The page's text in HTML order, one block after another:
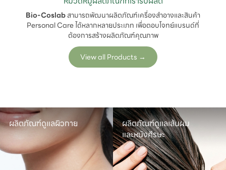
Bio-Coslabสามารถพัฒนาผลิตภัณฑ์เครื่องสำอางและสินค้า
Personal Care ได้หลากหลายประเภท เพื่อตอบโจทย์แบรนด์ที่
ต้องการสร้างผลิตภัณฑ์คุณภาพ
View all Products →
ผลิตภัณฑ์ดูแลผิวกาย
ผลิตภัณฑ์ดูแลเส้นผม
และหนังศีรษะ